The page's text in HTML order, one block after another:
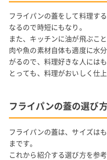
フライパンの蓋をして料理す
なるので時短にもなり。
また、キッチンに油が飛ぶこと
肉や魚の素材自体も適度に水
がるので、料理好きな人には
とっても、料理がおいしく仕
フライパンの蓋の選び方
フライパンの蓋は、サイズは
まです。
これから紹介する選び方を参